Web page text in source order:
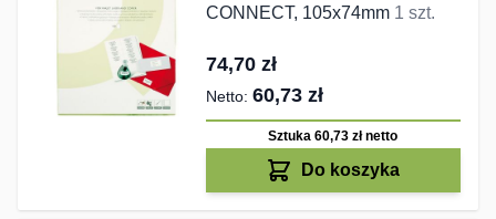
CONNECT, 105x74mm 1 szt.
74,70 zł
60,73 zł
Sztuka 60,73 złnetto
Do koszyka